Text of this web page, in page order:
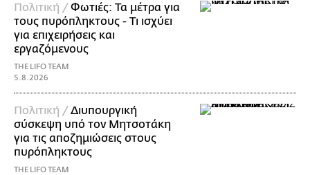
Πολιτική /Φωτιές: Τα μέτρα για
τους πυρόπληκτους - Τι ισχύει
για επιχειρήσεις και
εργαζόμενους
THE LIFO TEAM
5.8.2026
Πολιτική /Διυπουργική
σύσκεψη υπό τον Μητσοτάκη
για τις αποζημιώσεις στους
πυρόπληκτους
THE LIFO TEAM